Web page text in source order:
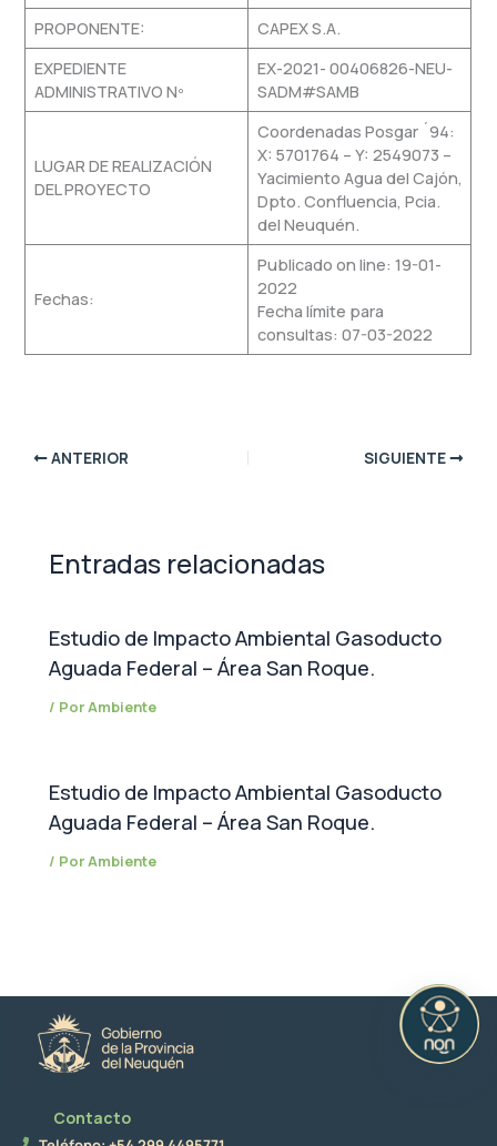
PROPONENTE:
CAPEX S.A.
EXPEDIENTE
ADMINISTRATIVO Nº
EX-2021- 00406826-NEU-
SADM#SAMB
LUGAR DE REALIZACIÓN
DEL PROYECTO
Coordenadas Posgar ´94:
X: 5701764 – Y: 2549073 –
Yacimiento Agua del Cajón,
Dpto. Confluencia, Pcia.
del Neuquén.
Fechas:
Publicado on line: 19-01-
2022
Fecha límite para
consultas: 07-03-2022
ANTERIOR SIGUIENTE
Entradas relacionadas
Estudio de Impacto Ambiental Gasoducto
Aguada Federal – Área San Roque.
/ PorAmbiente
Estudio de Impacto Ambiental Gasoducto
Aguada Federal – Área San Roque.
/ PorAmbiente
Contacto